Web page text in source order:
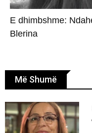
E dhimbshme:
Blerina
Më Shumë